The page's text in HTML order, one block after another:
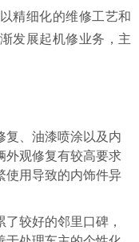
较好的排查能力。
为方便。
发展起机修业务，主